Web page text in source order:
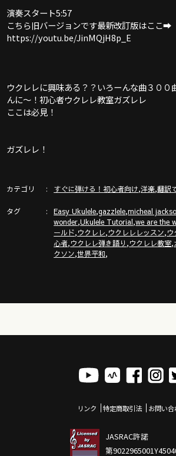
演奏スタート5:57
こちら旧バージョンです最新改訂版はここ➡︎
https://youtu.be/JinMQjH8p_E
ウクレレに興味ある？？いろーんな曲３００
んに〜！初心者ウクレレ教室ガズレレ
ここは必見！
ガズレレ！
カテゴリ すぐに弾ける！初心者向け,洋楽,翻訳
タグ Easy Ukulele,gazzlele,micheal
wonder,Ukulele Tutorial,we are the
ールド,ウクレレ,ウクレレレッスン,ウ
心者,ウクレレ弾き語り ,ウクレレ教室,
クソン,世界平和,
リンク 特定商取引法 お問い合
JASRAC許諾
第